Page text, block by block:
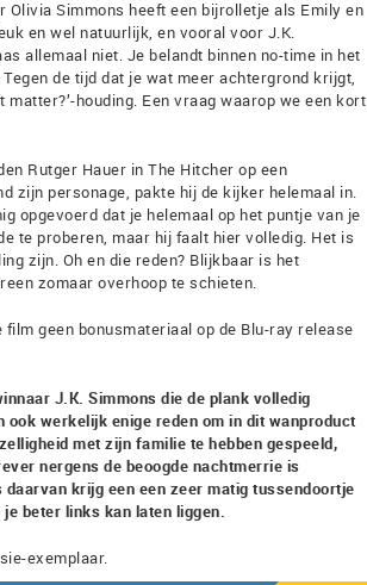
Simmons heeft een bijrolletje als Emily en
en wel natuurlijk, en vooral voor J.K.
allemaal niet. Je belandt binnen no-time in het
de tijd dat je wat meer achtergrond krijgt,
houding. Een vraag waarop we een kort
Rutger Hauer in The Hitcher op een
zijn personage, pakte hij de kijker helemaal in.
opgevoerd dat je helemaal op het puntje van je
te proberen, maar hij faalt hier volledig. Het is
zijn. Oh en die reden? Blijkbaar is het
zomaar overhoop te schieten.
geen bonusmateriaal op de Blu-ray release
J.K. Simmons die de plank volledig
werkelijk enige reden om in dit wanproduct
met zijn familie te hebben gespeeld,
nergens de beoogde nachtmerrie is
krijg een een zeer matig tussendoortje
beter links kan laten liggen.
exemplaar.